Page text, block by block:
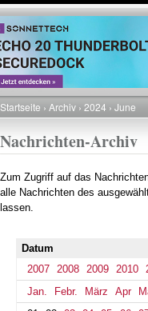
Pfadnavigation
Startseite Archiv 2024 June
Nachrichten-Archiv
Zum Zugriff auf das
alle Nachrichten des
lassen.
Datum
2007
2008 2009 2010
Jan.
Febr. März Apr